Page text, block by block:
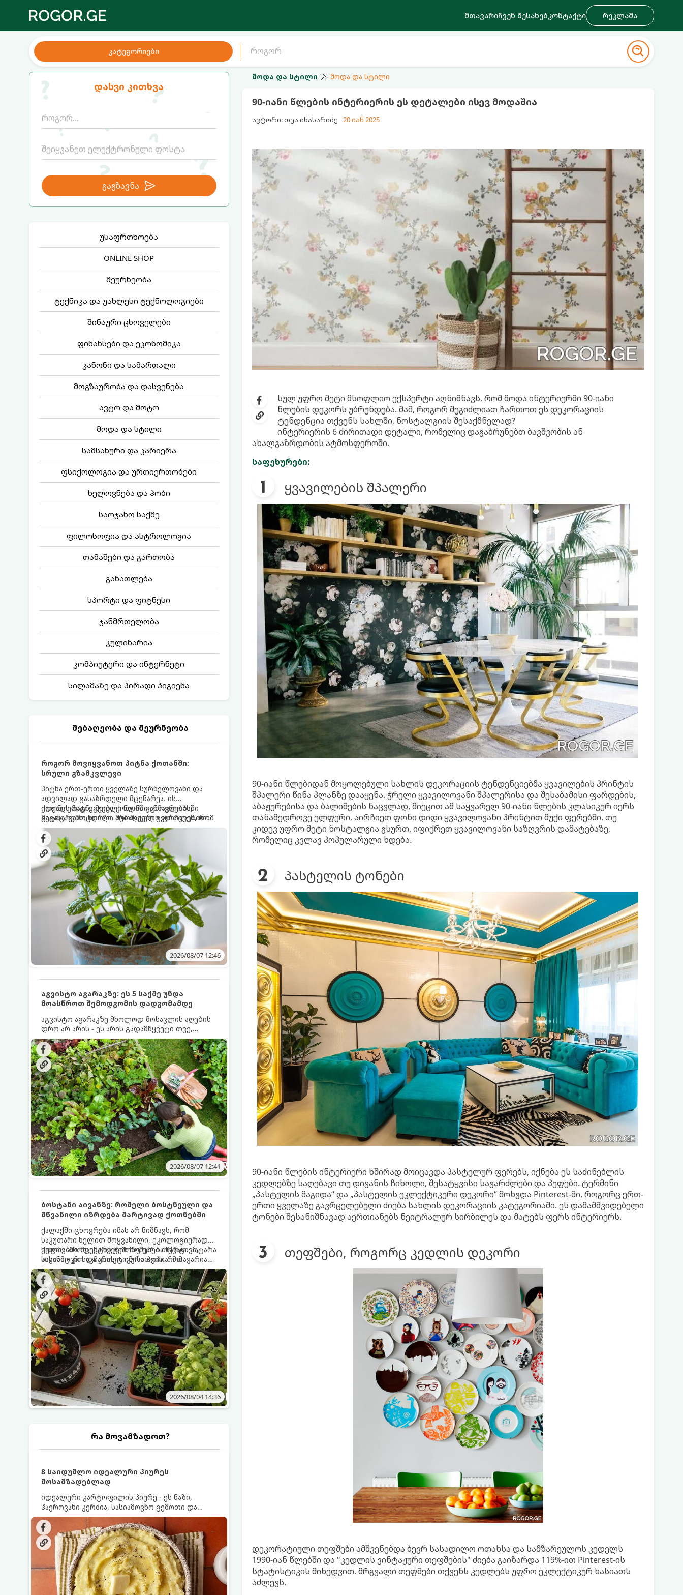
მთავარიჩვენ შესახებკონტაქტი რეკლამა
კატეგორიები
დასვი კითხვა
გაგზავნა
უსაფრთხოება
ONLINE SHOP
მეურნეობა
ტექნიკა და უახლესი ტექნოლოგიები
შინაური ცხოველები
ფინანსები და ეკონომიკა
კანონი და სამართალი
მოგზაურობა და დასვენება
ავტო და მოტო
მოდა და სტილი
სამსახური და კარიერა
ფსიქოლოგია და ურთიერთობები
ხელოვნება და ჰობი
საოჯახო საქმე
ფილოსოფია და ასტროლოგია
თამაშები და გართობა
განათლება
სპორტი და ფიტნესი
ჯანმრთელობა
კულინარია
კომპიუტერი და ინტერნეტი
სილამაზე და პირადი ჰიგიენა
მებაღეობა და მეურნეობა
როგორ მოვიყვანოთ პიტნა ქოთანში:
სრული გზამკვლევი
პიტნა ერთ-ერთი ყველაზე სურნელოვანი და
ადვილად გასაზრდელი მცენარეა. ის
იდეალურად ეგუება ქოთანში ცხოვრებას,
მეტიც, გამოცდილი მებაღეები გვირჩევენ, რომ
პიტნა მხოლოდ ქოთანში მოვიყვანოთ, რადგან
ღია გრუნტში (ბაღში) დარგვისას ის ფესვებით
ძალიან სწრაფად ვრცელდება და სხვა
მცენარეებს ავიწროებს.
ქოთნის პიტნა მთელი წლის განმავლობაში
გაგახარებთ ნორჩი, არომატული ფოთლებით
ჩაის, ლიმონათისა თუ კერძებისთვის.
2026/08/07 12:46
აგვისტო აგარაკზე: ეს 5 საქმე უნდა
მოასწროთ შემოდგომის დადგომამდე
აგვისტო აგარაკზე მხოლოდ მოსავლის აღების
დრო არ არის - ეს არის გადამწყვეტი თვე,
როდესაც საფუძველი ეყრება მომავალი წლის
მოსავალს და ბაღი მზადდება შემოდგომა-
ზამთრის სეზონისთვის. იმისათვის, რომ
ნიადაგმა ენერგია აღიდგინოს, ხოლო
მცენარეებმა ზამთარს გაუძლონ, აგვისტოს
ბოლომდე 5 მნიშვნელოვანი საქმის გაკეთება
უნდა მოასწროთ:
2026/08/07 12:41
ბოსტანი აივანზე: რომელი ბოსტნეული და
მწვანილი იზრდება მარტივად ქოთნებში
ქალაქში ცხოვრება იმას არ ნიშნავს, რომ
საკუთარი ხელით მოყვანილი, ეკოლოგიურად
სუფთა პროდუქტის გემოზე უარი თქვათ. პატარა
აივანიც კი საკმარისია იმისათვის, რომ
მოიწყოთ მინი-ბოსტანი, საიდანაც
ყოველდღიურად ახალ, არომატულ მწვანილსა
და ბოსტნეულს მოკრეფთ.
ქოთნებში მცენარეების მოშენება მარტივი,
სასიამოვნო და ესთეტიკური ჰობია. მთავარია
იცოდეთ, რომელი კულტურები ეგუებიან
ქოთნის პირობებს ყველაზე კარგად და როგორ
მოუაროთ მათ სწორად.
2026/08/04 14:36
რა მოვამზადოთ?
8 საიდუმლო იდეალური პიურეს
მოსამზადებლად
იდეალური კარტოფილის პიურე - ეს ნაზი,
ჰაეროვანი კერძია, სასიამოვნო გემოთი და
ნაღების-მოყვითალო ფერით. მისი მომზადება
ძალიან მარტივია, მაგრამ არსებობს რამდენიმე
საიდუმლო, რომლებიც უნდა იცოდეთ, რომ
პიურე იდეალურად გემრიელი გამოვიდეს.
მოდა და სტილი მოდა და სტილი
90-იანი წლების ინტერიერის ეს დეტალები ისევ მოდაშია
ავტორი: თეა ინასარიძე 20 იან 2025
სულ უფრო მეტი მსოფლიო ექსპერტი აღნიშნავს, რომ მოდა ინტერიერში 90-იანი
წლების დეკორს უბრუნდება. მაშ, როგორ შეგიძლიათ ჩართოთ ეს დეკორაციის
ტენდენცია თქვენს სახლში, ნოსტალგიის შესაქმნელად?
ინტერიერის 6 ძირითადი დეტალი, რომელიც დაგაბრუნებთ ბავშვობის ან
ახალგაზრდობის ატმოსფეროში.
საფეხურები:
ყვავილების შპალერი
90-იანი წლებიდან მოყოლებული სახლის დეკორაციის ტენდენციებმა ყვავილების პრინტის
შპალერი წინა პლანზე დააყენა. ჭრელი ყვავილოვანი შპალერისა და შესაბამისი ფარდების,
აბაჟურებისა და ბალიშების ნაცვლად, მიეცით ამ საყვარელ 90-იანი წლების კლასიკურ იერს
თანამედროვე ელფერი, აირჩიეთ ფონი დიდი ყვავილოვანი პრინტით მუქი ფერებში. თუ
კიდევ უფრო მეტი ნოსტალგია გსურთ, იფიქრეთ ყვავილოვანი საზღვრის დამატებაზე,
რომელიც კვლავ პოპულარული ხდება.
პასტელის ტონები
90-იანი წლების ინტერიერი ხშირად მოიცავდა პასტელურ ფერებს, იქნება ეს საძინებლის
კედლებზე საღებავი თუ დივანის ჩიხოლი, შესატყვისი სავარძლები და პუფები. ტერმინი
„პასტელის მაგიდა“ და „პასტელის ეკლექტიკური დეკორი“ მოხვდა Pinterest-ში, როგორც ერთ-
ერთი ყველაზე გავრცელებული ძიება სახლის დეკორაციის კატეგორიაში. ეს დამამშვიდებელი
ტონები შესანიშნავად აერთიანებს ნეიტრალურ სირბილეს და მატებს ფერს ინტერიერს.
თეფშები, როგორც კედლის დეკორი
დეკორატიული თეფშები ამშვენებდა ბევრ სასადილო ოთახსა და სამზარეულოს კედელს
1990-იან წლებში და "კედლის ვინტაჟური თეფშების" ძიება გაიზარდა 119%-ით Pinterest-ის
სტატისტიკის მიხედვით. მრგვალი თეფშები თქვენს კედლებს უფრო ეკლექტიკურ ხასიათს
აძლევს.